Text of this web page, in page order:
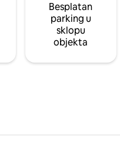
Besplatan
parking u
sklopu
objekta